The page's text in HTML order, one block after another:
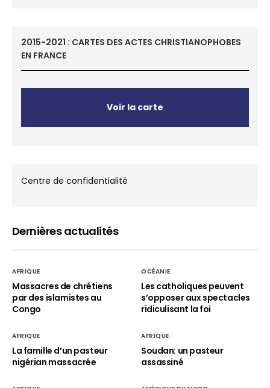
2015-2021 : CARTES DES ACTES CHRISTIANOPHOBES
EN FRANCE
Voir la carte
Centre de confidentialité
Dernières actualités
AFRIQUE
Massacres de chrétiens
par des islamistes au
Congo
OCÉANIE
Les catholiques peuvent
s’opposer aux spectacles
ridiculisant la foi
AFRIQUE
La famille d’un pasteur
nigérian massacrée
AFRIQUE
Soudan: un pasteur
assassiné